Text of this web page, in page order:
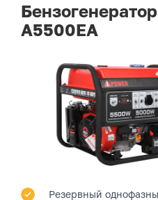
A5500EA
Резервный